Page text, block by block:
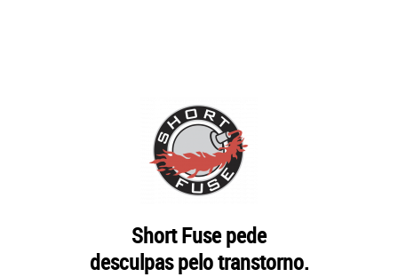
Short Fuse pede
desculpas pelo transtorno.